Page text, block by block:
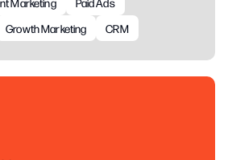
Growth Marketing CRM